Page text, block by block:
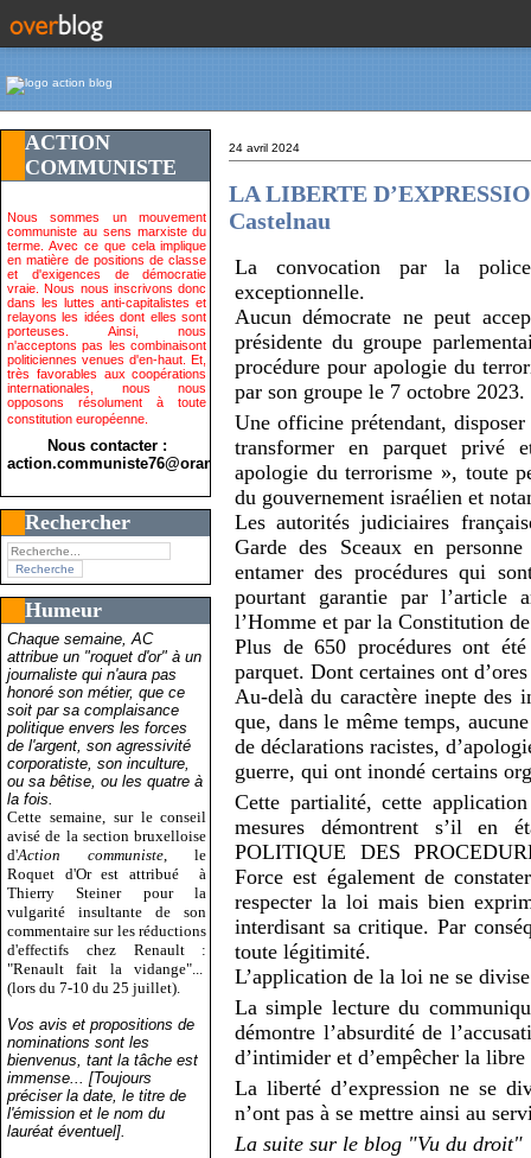
ACTION
COMMUNISTE
Nous sommes un mouvement
communiste au sens marxiste du
terme. Avec ce que cela implique
en matière de positions de classe
et d'exigences de démocratie
vraie. Nous nous inscrivons donc
dans les luttes anti-capitalistes et
relayons les idées dont elles sont
porteuses. Ainsi, nous
n'acceptons pas les combinaisont
politiciennes venues d'en-haut. Et,
très favorables aux coopérations
internationales, nous nous
opposons résolument à toute
constitution européenne.
Nous contacter :
action.communiste76@orange.fr>
Rechercher
Humeur
Chaque semaine, AC
attribue un "roquet d'or" à un
journaliste qui n'aura pas
honoré son métier, que ce
soit par sa complaisance
politique envers les forces
de l'argent, son agressivité
corporatiste, son inculture,
ou sa bêtise, ou les quatre à
la fois.
Cette semaine, sur le conseil
avisé de la section bruxelloise
d'Action communiste , le
Roquet d'Or est attribué
à
Thierry Steiner pour la
vulgarité insultante de son
commentaire sur les réductions
d'effectifs chez Renault :
"Renault fait la vidange"...
(lors du 7-10 du 25 juillet).
Vos avis et propositions de
nominations sont les
bienvenus, tant la tâche est
immense... [Toujours
préciser la date, le titre de
l'émission et le nom du
lauréat éventuel].
24 avril 2024
LA LIBERTE
Castelnau
La convocation par la
exceptionnelle.
Aucun démocrate ne peut
présidente du groupe
procédure pour apologie du
par son groupe le 7 octobre 2023.
Une officine prétendant,
transformer en parquet privé
apologie du terrorisme », toute
du gouvernement israélien et
Les autorités judiciaires
Garde des Sceaux en
entamer des procédures qui
pourtant garantie par l’article
l’Homme et par la Constitution
Plus de 650 procédures ont
parquet. Dont certaines ont
Au-delà du caractère inepte des
que, dans le même temps,
de déclarations racistes,
guerre, qui ont inondé certains
Cette partialité, cette
mesures démontrent s’il en
POLITIQUE DES
Force est également de
respecter la loi mais bien
interdisant sa critique. Par
toute légitimité.
L’application de la loi ne se
La simple lecture du
démontre l’absurdité de
d’intimider et d’empêcher la
La liberté d’expression ne se
n’ont pas à se mettre ainsi au
La suite sur le blog "Vu du droit"